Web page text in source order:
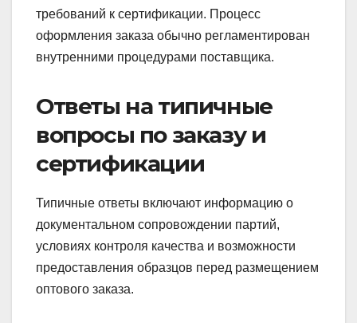
требований к сертификации. Процесс
оформления заказа обычно регламентирован
внутренними процедурами поставщика.
Ответы на типичные
вопросы по заказу и
сертификации
Типичные ответы включают информацию о
документальном сопровождении партий,
условиях контроля качества и возможности
предоставления образцов перед размещением
оптового заказа.